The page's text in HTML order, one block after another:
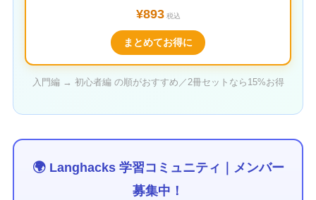
¥893税込
まとめてお得に
入門編 → 初心者編 の順がおすすめ／2冊セットなら15%お得
🌍 Langhacks 学習コミュニティ｜メンバー
募集中！